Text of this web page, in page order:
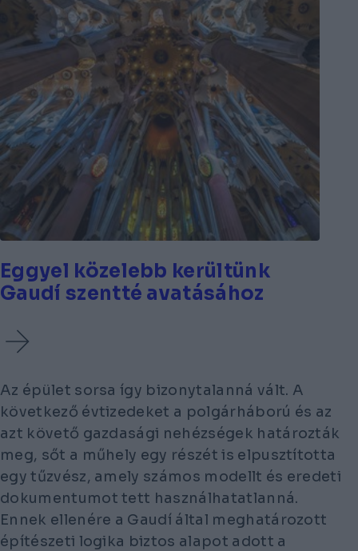
Eggyel közelebb kerültünk
Gaudí szentté avatásához
Az épület sorsa így bizonytalanná vált. A
következő évtizedeket a polgárháború és az
azt követő gazdasági nehézségek határozták
meg, sőt a műhely egy részét is elpusztította
egy tűzvész, amely számos modellt és eredeti
dokumentumot tett használhatatlanná.
Ennek ellenére a Gaudí által meghatározott
építészeti logika biztos alapot adott a